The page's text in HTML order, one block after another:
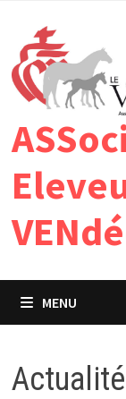
contenu
MENU